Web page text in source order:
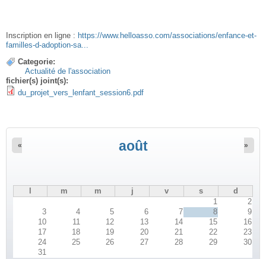
Inscription en ligne : https://www.helloasso.com/associations/enfance-et-
familles-d-adoption-sa...
Categorie:
Actualité de l'association
fichier(s) joint(s):
du_projet_vers_lenfant_session6.pdf
août
« »
l m m j v s
d
1
2
3
4 5 6 7 8
9
10
11 12 13 14 15
16
17
18 19 20 21 22
23
24
25 26 27 28 29
30
31